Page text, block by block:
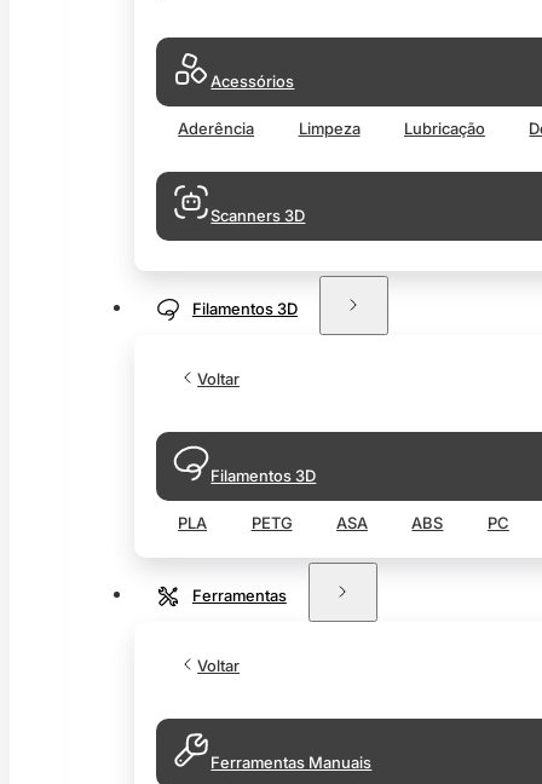
Acessórios
Aderência Limpeza Lubricação
Scanners 3D
Filamentos 3D
Voltar
Filamentos 3D
PLA PETG ASA ABS PC
Ferramentas
Voltar
Ferramentas Manuais